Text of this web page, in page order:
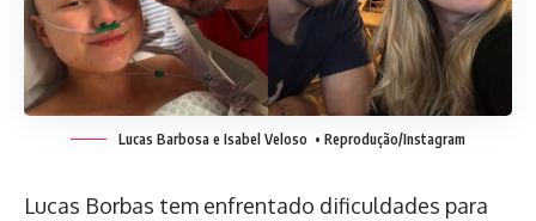
Lucas Barbosa e Isabel Veloso • Reprodução/Instagram
Lucas Borbas tem enfrentado dificuldades para